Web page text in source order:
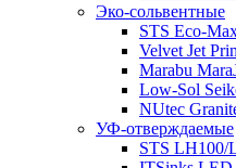
Эко-сольвентные
STS Eco-
Velvet Jet
Marabu
Low-Sol
NUtec
УФ-отверждаемые
STS LH100/